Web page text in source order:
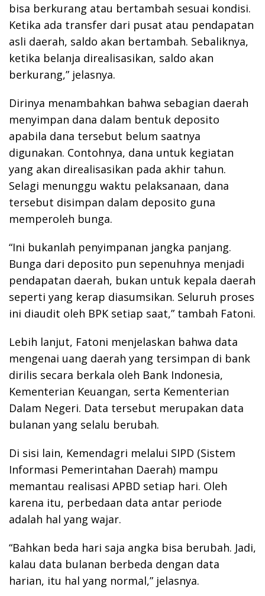
bisa berkurang atau bertambah sesuai kondisi.
Ketika ada transfer dari pusat atau pendapatan
asli daerah, saldo akan bertambah. Sebaliknya,
ketika belanja direalisasikan, saldo akan
berkurang,” jelasnya.
Dirinya menambahkan bahwa sebagian daerah
menyimpan dana dalam bentuk deposito
apabila dana tersebut belum saatnya
digunakan. Contohnya, dana untuk kegiatan
yang akan direalisasikan pada akhir tahun.
Selagi menunggu waktu pelaksanaan, dana
tersebut disimpan dalam deposito guna
memperoleh bunga.
“Ini bukanlah penyimpanan jangka panjang.
Bunga dari deposito pun sepenuhnya menjadi
pendapatan daerah, bukan untuk kepala daerah
seperti yang kerap diasumsikan. Seluruh proses
ini diaudit oleh BPK setiap saat,” tambah Fatoni.
Lebih lanjut, Fatoni menjelaskan bahwa data
mengenai uang daerah yang tersimpan di bank
dirilis secara berkala oleh Bank Indonesia,
Kementerian Keuangan, serta Kementerian
Dalam Negeri. Data tersebut merupakan data
bulanan yang selalu berubah.
Di sisi lain, Kemendagri melalui SIPD (Sistem
Informasi Pemerintahan Daerah) mampu
memantau realisasi APBD setiap hari. Oleh
karena itu, perbedaan data antar periode
adalah hal yang wajar.
“Bahkan beda hari saja angka bisa berubah. Jadi,
kalau data bulanan berbeda dengan data
harian, itu hal yang normal,” jelasnya.